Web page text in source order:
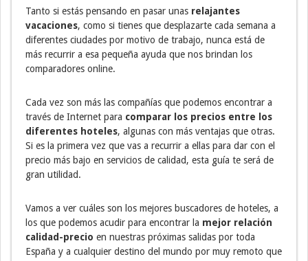
Tanto si estás pensando en pasar unas relajantes
vacaciones, como si tienes que desplazarte cada semana a
diferentes ciudades por motivo de trabajo, nunca está de
más recurrir a esa pequeña ayuda que nos brindan los
comparadores online.
Cada vez son más las compañías que podemos encontrar a
través de Internet para comparar los precios entre los
diferentes hoteles, algunas con más ventajas que otras.
Si es la primera vez que vas a recurrir a ellas para dar con el
precio más bajo en servicios de calidad, esta guía te será de
gran utilidad.
Vamos a ver cuáles son los mejores buscadores de hoteles, a
los que podemos acudir para encontrar la mejor relación
calidad-precio en nuestras próximas salidas por toda
España y a cualquier destino del mundo por muy remoto que